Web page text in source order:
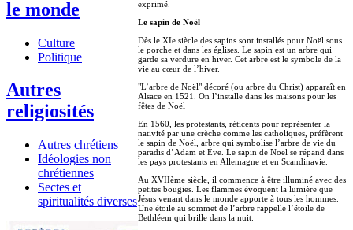
le monde
Culture
Politique
Autres
religiosités
Autres chrétiens
Idéologies non
chrétiennes
Sectes et
spiritualités diverses
exprimé.
Le sapin de Noël
Dès le XIe siècle des sapins sont installés pour Noël sous
le porche et dans les églises. Le sapin est un arbre qui
garde sa verdure en hiver. Cet arbre est le symbole de la
vie au cœur de l’hiver.
"L’arbre de Noël" décoré (ou arbre du Christ) apparaît en
Alsace en 1521. On l’installe dans les maisons pour les
fêtes de Noël
En 1560, les protestants, réticents pour représenter la
nativité par une crèche comme les catholiques, préfèrent
le sapin de Noël, arbre qui symbolise l’arbre de vie du
paradis d’Adam et Ève. Le sapin de Noël se répand dans
les pays protestants en Allemagne et en Scandinavie.
Au XVIIème siècle, il commence à être illuminé avec des
petites bougies. Les flammes évoquent la lumière que
Jésus venant dans le monde apporte à tous les hommes.
Une étoile au sommet de l’arbre rappelle l’étoile de
Bethléem qui brille dans la nuit.